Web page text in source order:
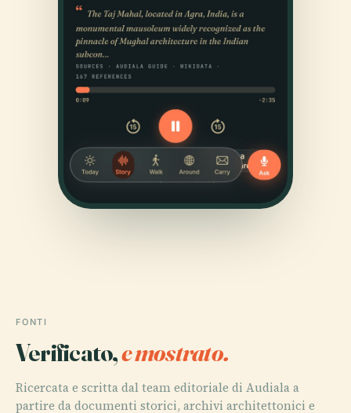
FONTI
Verificato,e mostrato.
Ricercata e scritta dal team editoriale di Audiala a
partire da documenti storici, archivi architettonici e